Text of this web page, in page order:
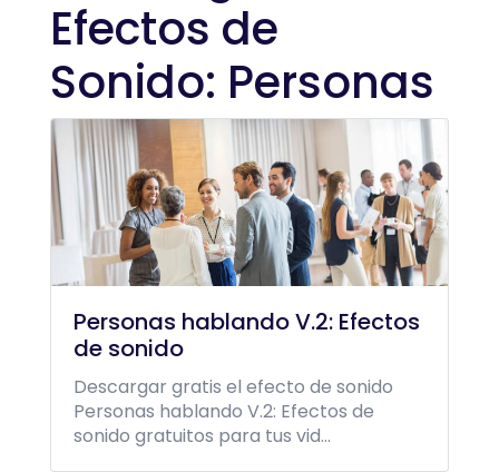
Efectos de
Sonido: Personas
Personas hablando V.2: Efectos
de sonido
Descargar gratis el efecto de sonido
Personas hablando V.2: Efectos de
sonido gratuitos para tus vid...